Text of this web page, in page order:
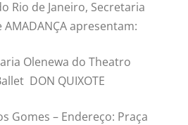
Rio de Janeiro, Secretaria
apresentam:
Olenewa do Theatro
DON QUIXOTE
Gomes – Endereço: Praça